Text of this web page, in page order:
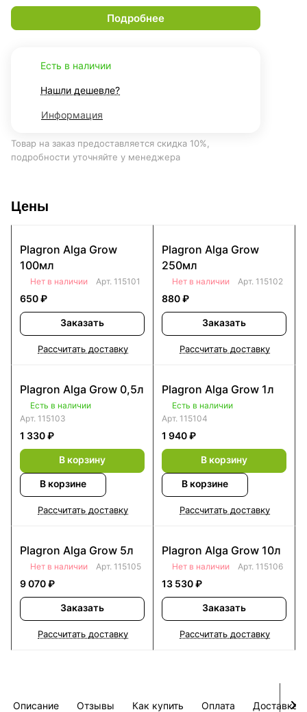
Подробнее
Есть в наличии
Нашли дешевле?
Информация
Товар на заказ предоставляется скидка 10%,
подробности уточняйте у менеджера
Цены
Plagron Alga Grow
100мл
Нет в наличии Арт. 115101
650 ₽
Заказать
Рассчитать доставку
Plagron Alga Grow
250мл
Нет в наличии Арт. 115102
880 ₽
Заказать
Рассчитать доставку
Plagron Alga Grow 0,5л
Есть в наличии
Арт. 115103
1 330 ₽
В корзину
В корзине
Рассчитать доставку
Plagron Alga Grow 1л
Есть в наличии
Арт. 115104
1 940 ₽
В корзину
В корзине
Рассчитать доставку
Plagron Alga Grow 5л
Нет в наличии Арт. 115105
9 070 ₽
Заказать
Рассчитать доставку
Plagron Alga Grow 10л
Нет в наличии Арт. 115106
13 530 ₽
Заказать
Рассчитать доставку
Описание Отзывы Как купить Оплата Доставка